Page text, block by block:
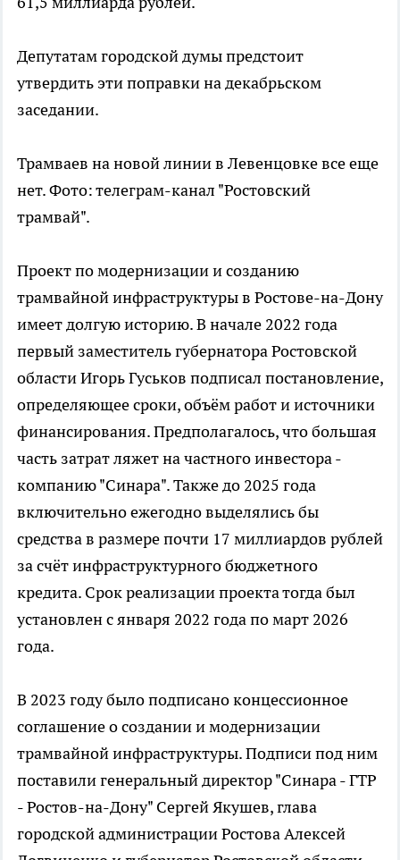
Депутатам городской думы предстоит
утвердить эти поправки на декабрьском
заседании.
Трамваев на новой линии в Левенцовке все еще
нет. Фото: телеграм-канал "Ростовский
трамвай".
Проект по модернизации и созданию
трамвайной инфраструктуры в Ростове-на-Дону
имеет долгую историю. В начале 2022 года
первый заместитель губернатора Ростовской
области Игорь Гуськов подписал постановление,
определяющее сроки, объём работ и источники
финансирования. Предполагалось, что большая
часть затрат ляжет на частного инвестора -
компанию "Синара". Также до 2025 года
включительно ежегодно выделялись бы
средства в размере почти 17 миллиардов рублей
за счёт инфраструктурного бюджетного
кредита. Срок реализации проекта тогда был
установлен с января 2022 года по март 2026
года.
В 2023 году было подписано концессионное
соглашение о создании и модернизации
трамвайной инфраструктуры. Подписи под ним
поставили генеральный директор "Синара - ГТР
- Ростов-на-Дону" Сергей Якушев, глава
городской администрации Ростова Алексей